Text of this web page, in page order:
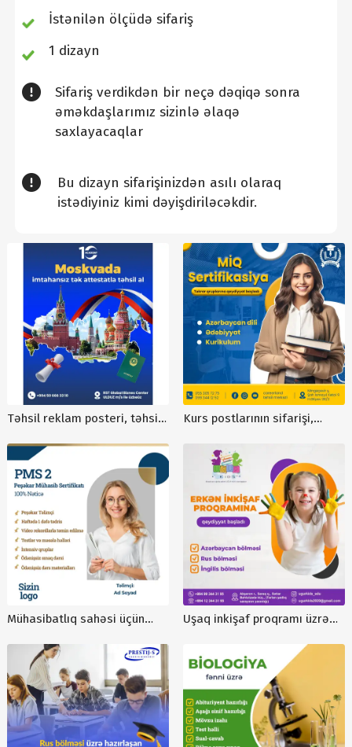
İstənilən ölçüdə sifariş
1 dizayn
Sifariş verdikdən bir neçə dəqiqə sonra
əməkdaşlarımız sizinlə əlaqə
saxlayacaqlar
Bu dizayn sifarişinizdən asılı olaraq
istədiyiniz kimi dəyişdiriləcəkdir.
Təhsil reklam posteri, təhsil
reklam posteri, təhsil
mərkəzi reklamı
Kurs postlarının sifarişi,
post sifarişi
Mühasibatlıq sahəsi üçün
postları, fərqli dizaynlar
Uşaq inkişaf proqramı üzrə
bağçası, uşaq bağçasi
reklamları, təhsil mərkəzləri
üçün dizayn reklamları,
NT00042